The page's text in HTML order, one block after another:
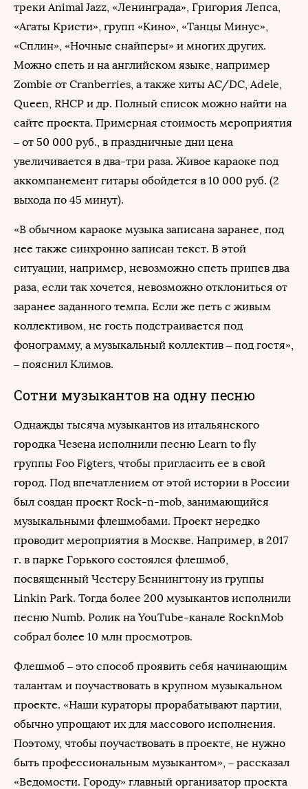
треки Animal Jazz, «Ленинграда», Григория Лепса,
«Агаты Кристи», групп «Кино», «Танцы Минус»,
«Сплин», «Ночные снайперы» и многих других.
Можно спеть и на английском языке, например
Zombie от Cranberries, а также хиты AC/DC, Adele,
Queen, RHCP и др. Полный список можно найти на
сайте проекта. Примерная стоимость мероприятия
– от 50 000 руб., в праздничные дни цена
увеличивается в два-три раза. Живое караоке под
аккомпанемент гитары обойдется в 10 000 руб. (2
выхода по 45 минут).
«В обычном караоке музыка записана заранее, под
нее также синхронно записан текст. В этой
ситуации, например, невозможно спеть припев два
раза, если так хочется, невозможно отклониться от
заранее заданного темпа. Если же петь с живым
коллективом, не гость подстраивается под
фонограмму, а музыкальный коллектив – под гостя»,
– пояснил Климов.
Сотни музыкантов на одну песню
Однажды тысяча музыкантов из итальянского
городка Чезена исполнили песню Learn to fly
группы Foo Figters, чтобы пригласить ее в свой
город. Под впечатлением от этой истории в России
был создан проект Rock-n-mob, занимающийся
музыкальными флешмобами. Проект нередко
проводит мероприятия в Москве. Например, в 2017
г. в парке Горького состоялся флешмоб,
посвященный Честеру Беннингтону из группы
Linkin Park. Тогда более 200 музыкантов исполнили
песню Numb. Ролик на YouTube-канале RocknMob
собрал более 10 млн просмотров.
Флешмоб – это способ проявить себя начинающим
талантам и поучаствовать в крупном музыкальном
проекте. «Наши кураторы прорабатывают партии,
обычно упрощают их для массового исполнения.
Поэтому, чтобы поучаствовать в проекте, не нужно
быть профессиональным музыкантом», – рассказал
«Ведомости. Городу» главный организатор проекта